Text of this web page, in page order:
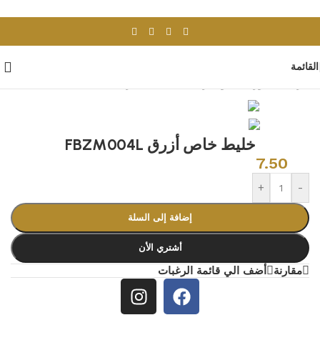
القائمة
خليط خاص أزرق FBZM004L
7.50
-
+
إضافة إلى السلة
أشتري الأن
مقارنة أضف الي قائمة الرغبات